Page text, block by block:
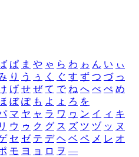
ぱ ま や ゃ ら わ ゎ ん い ぃ
り う ぅ く ぐ す ず つ づ っ
げ せ ぜ て で ね へ べ ぺ め
ぼ ぽ も よ ょ ろ を
マ ヤ ャ ラ ワ ヮ ン イ ィ キ
リ ウ ゥ ク グ ス ズ ツ ヅ ッ ヌ
セ ゼ テ デ ヘ ベ ペ メ レ オ
モ ヨ ョ ロ ヲ ―